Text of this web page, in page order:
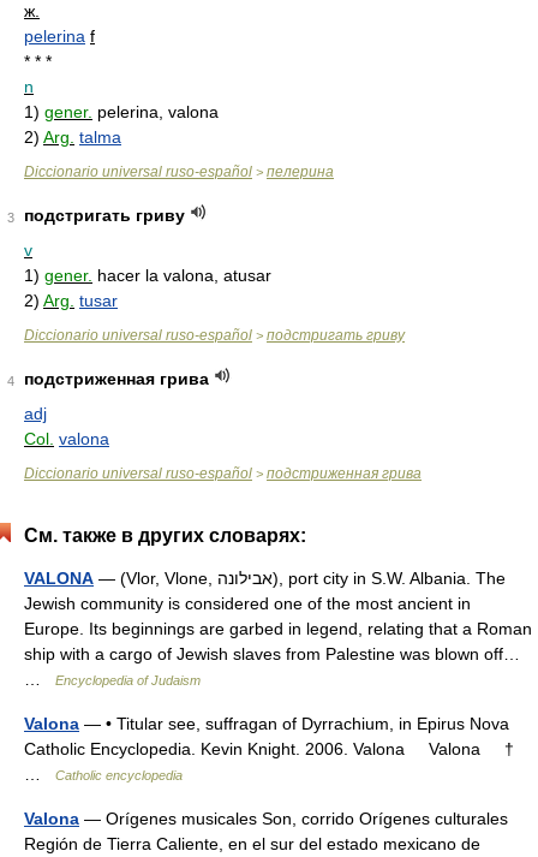
ж.
pelerina f
* * *
n
1) gener. pelerina, valona
2) Arg. talma
Diccionario universal ruso-español > пелерина
3
подстригать гриву
v
1) gener. hacer la valona, atusar
2) Arg. tusar
Diccionario universal ruso-español > подстригать гриву
4
подстриженная грива
adj
Col. valona
Diccionario universal ruso-español > подстриженная грива
См. также в других словарях:
VALONA — (Vlor, Vlone, אבילונה), port city in S.W. Albania. The
Jewish community is considered one of the most ancient in
Europe. Its beginnings are garbed in legend, relating that a Roman
ship with a cargo of Jewish slaves from Palestine was blown off…
Encyclopedia of Judaism
Valona — • Titular see, suffragan of Dyrrachium, in Epirus Nova
Catholic Encyclopedia. Kevin Knight. 2006. Valona Valona †
Catholic encyclopedia
Valona — Orígenes musicales Son, corrido Orígenes culturales
Región de Tierra Caliente, en el sur del estado mexicano de